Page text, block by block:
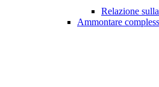
Relazione
Ammontare